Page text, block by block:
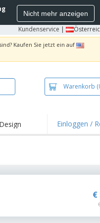
Nicht mehr anzeigen
Kundenservice |
Kaufen Sie jetzt ein auf
Warenkorb
Einloggen /
€